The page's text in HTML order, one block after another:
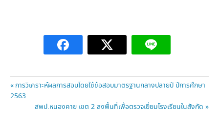
แนะแนว
เรื่อง
Previous
Post:
การวิเคราะห์ผลการสอบโดยใช้ข้อสอบมาตรฐานกลางปลายปี ปีการศึกษา
2563
Next
Post:
สพป.หนองคาย เขต 2 ลงพื้นที่เพื่อตรวจเยี่ยมโรงเรียนในสังกัด